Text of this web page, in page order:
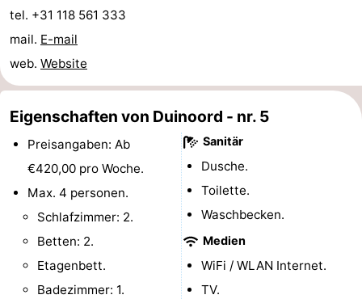
Sehen
tun
Museen
-
Galerien
Denkmäler
Kirchen
Leuchtturme
Aussichtspunkte
Attraktionen
tel. +31 118 561 333
mail. E-mail
web. Website
Eigenschaften von Duinoord - nr. 5
Preisangaben: Ab
€420,00 pro Woche.
Max. 4 personen.
Schlafzimmer: 2.
Betten: 2.
Etagenbett.
Badezimmer: 1.
Sanitär
Dusche.
Toilette.
Waschbecken.
Medien
WiFi / WLAN Internet.
TV.